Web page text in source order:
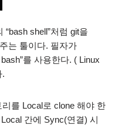
shell”처럼 git을
는 툴이다. 필자가
를 사용한다. ( Linux
.
를 Local로 clone 해야 한
간에 Sync(연결) 시